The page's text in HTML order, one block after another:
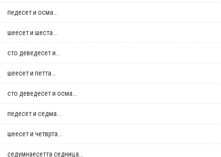
педесет и осма...
шеесет и шеста...
сто деведесет и...
шеесет и петта...
сто деведесет и осма...
педесет и седма...
шеесет и четврта...
седумнаесетта седница...